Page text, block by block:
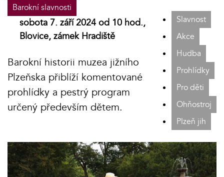
Barokní slavnosti
Slavnost
Akce
Hudba
Prohlídky
Pro děti
Ohňostroj
Plzeň jih
sobota 7. září 2024 od 10 hod.,
Blovice, zámek Hradiště
Barokní historii muzea jižního
Plzeňska přiblíží komentované
prohlídky a pestrý program
určený především dětem.